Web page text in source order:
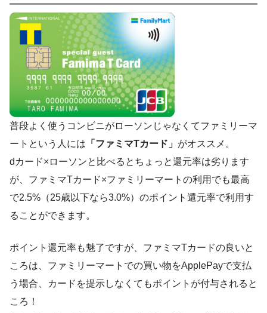
普段よく使うコンビニがローソンじゃなくてファミリーマ
ートという人には 「ファミマTカード」 がオススメ。
dカード×ローソンと比べるとちょっと還元率は劣ります
が、ファミマTカード×ファミリーマートの利用でも最高
で2.5%（25歳以下なら3.0%）のポイント還元率で利用す
ることができます。
ポイント還元率も魅了ですが、ファミマTカードの良いと
ころは、ファミリーマートでの買い物をApplePayで支払
う場合、カードを提示しなくてもポイントが付与されると
ころ！